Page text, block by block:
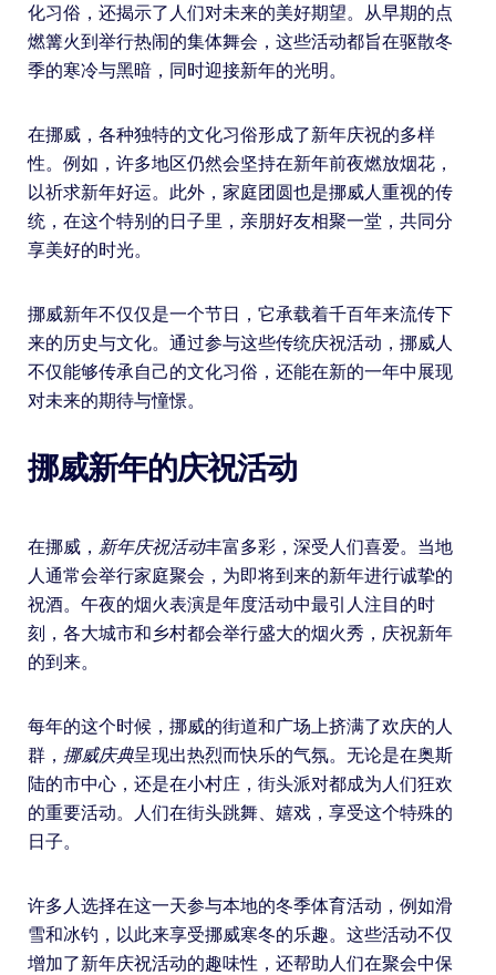
化习俗，还揭示了人们对未来的美好期望。从早期的点
燃篝火到举行热闹的集体舞会，这些活动都旨在驱散冬
季的寒冷与黑暗，同时迎接新年的光明。
在挪威，各种独特的文化习俗形成了新年庆祝的多样
性。例如，许多地区仍然会坚持在新年前夜燃放烟花，
以祈求新年好运。此外，家庭团圆也是挪威人重视的传
统，在这个特别的日子里，亲朋好友相聚一堂，共同分
享美好的时光。
挪威新年不仅仅是一个节日，它承载着千百年来流传下
来的历史与文化。通过参与这些传统庆祝活动，挪威人
不仅能够传承自己的文化习俗，还能在新的一年中展现
对未来的期待与憧憬。
挪威新年的庆祝活动
在挪威， 新年庆祝活动丰富多彩，深受人们喜爱。当地
人通常会举行家庭聚会，为即将到来的新年进行诚挚的
祝酒。午夜的烟火表演是年度活动中最引人注目的时
刻，各大城市和乡村都会举行盛大的烟火秀，庆祝新年
的到来。
每年的这个时候，挪威的街道和广场上挤满了欢庆的人
群， 挪威庆典呈现出热烈而快乐的气氛。无论是在奥斯
陆的市中心，还是在小村庄，街头派对都成为人们狂欢
的重要活动。人们在街头跳舞、嬉戏，享受这个特殊的
日子。
许多人选择在这一天参与本地的冬季体育活动，例如滑
雪和冰钓，以此来享受挪威寒冬的乐趣。这些活动不仅
增加了新年庆祝活动的趣味性，还帮助人们在聚会中保